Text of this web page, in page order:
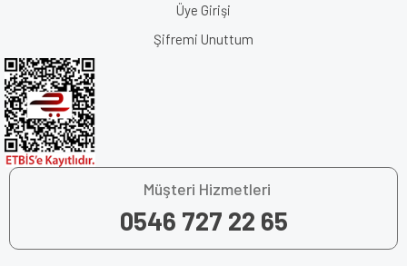
Üye Girişi
Şifremi Unuttum
Müşteri Hizmetleri
0546 727 22 65